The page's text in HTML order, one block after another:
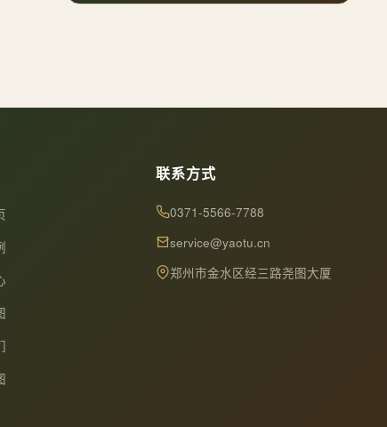
联系方式
0371-5566-7788
service@yaotu.cn
郑州市金水区经三路尧图大厦